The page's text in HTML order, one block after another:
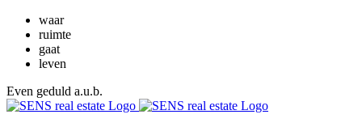
waar
ruimte
gaat
leven
Even geduld a.u.b.